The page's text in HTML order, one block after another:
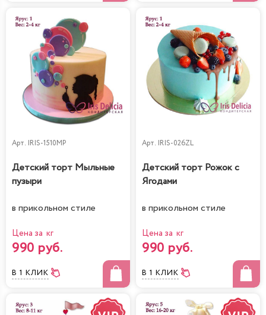
Арт. IRIS-1510MP
Детский торт Мыльные
пузыри
в прикольном стиле
Цена за кг
990 руб.
В 1 КЛИК
Арт. IRIS-026ZL
Детский торт Рожок с
Ягодами
в прикольном стиле
Цена за кг
990 руб.
В 1 КЛИК